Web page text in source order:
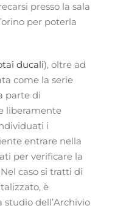
presso la sala
per poterla
ducali), oltre ad
come la serie
parte di
liberamente
i
entrare nella
per verificare la
caso si tratti di
è
studio dell’Archivio